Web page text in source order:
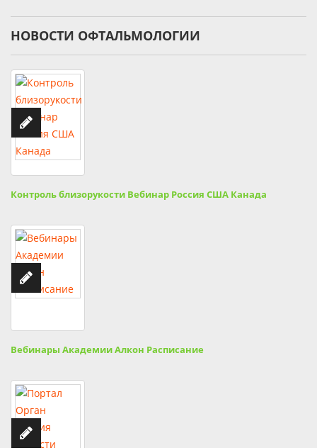
НОВОСТИ ОФТАЛЬМОЛОГИИ
Контроль близорукости Вебинар Россия США Канада
Вебинары Академии Алкон Расписание